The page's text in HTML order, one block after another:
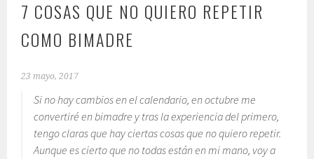
7 COSAS QUE NO QUIERO REPETIR
COMO BIMADRE
23 mayo, 2017
Si no hay cambios en el calendario, en octubre me
convertiré en bimadre y tras la experiencia del primero,
tengo claras que hay ciertas cosas que no quiero repetir.
Aunque es cierto que no todas están en mi mano, voy a